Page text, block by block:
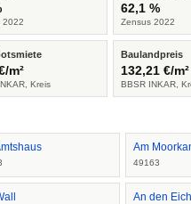
2022
62,1 %
Zensus 2022
m²
Kreis
Baulandpreis
132,21 €/m²
BBSR INKAR,
Am
49163
An den